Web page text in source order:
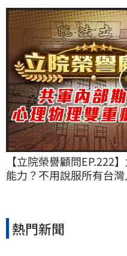
【立院榮譽顧問EP.222
能力？不用說服所有台灣
熱門新聞